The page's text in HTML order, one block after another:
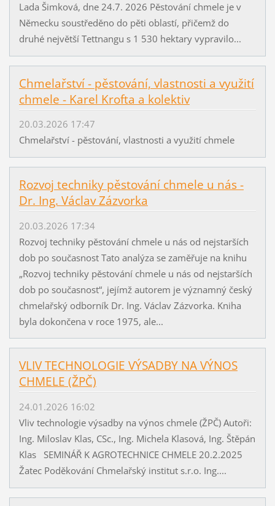
Lada Šimková, dne 24.7. 2026 Pěstování chmele je v
Německu soustředěno do pěti oblastí, přičemž do
druhé největší Tettnangu s 1 530 hektary vypravilo...
Chmelařství - pěstování, vlastnosti a využití
chmele - Karel Krofta a kolektiv
20.03.2026 17:47
Chmelařství - pěstování, vlastnosti a využití chmele
Rozvoj techniky pěstování chmele u nás -
Dr. Ing. Václav Zázvorka
20.03.2026 17:34
Rozvoj techniky pěstování chmele u nás od nejstarších
dob po současnost Tato analýza se zaměřuje na knihu
„Rozvoj techniky pěstování chmele u nás od nejstarších
dob po současnost“, jejímž autorem je významný český
chmelařský odborník Dr. Ing. Václav Zázvorka. Kniha
byla dokončena v roce 1975, ale...
VLIV TECHNOLOGIE VÝSADBY NA VÝNOS
CHMELE (ŽPČ)
24.01.2026 16:02
Vliv technologie výsadby na výnos chmele (ŽPČ) Autoři:
Ing. Miloslav Klas, CSc., Ing. Michela Klasová, Ing. Štěpán
Klas SEMINÁŘ K AGROTECHNICE CHMELE 20.2.2025
Žatec Poděkování Chmelařský institut s.r.o. Ing....